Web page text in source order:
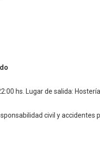
hs. Lugar de salida:
civil y accidentes